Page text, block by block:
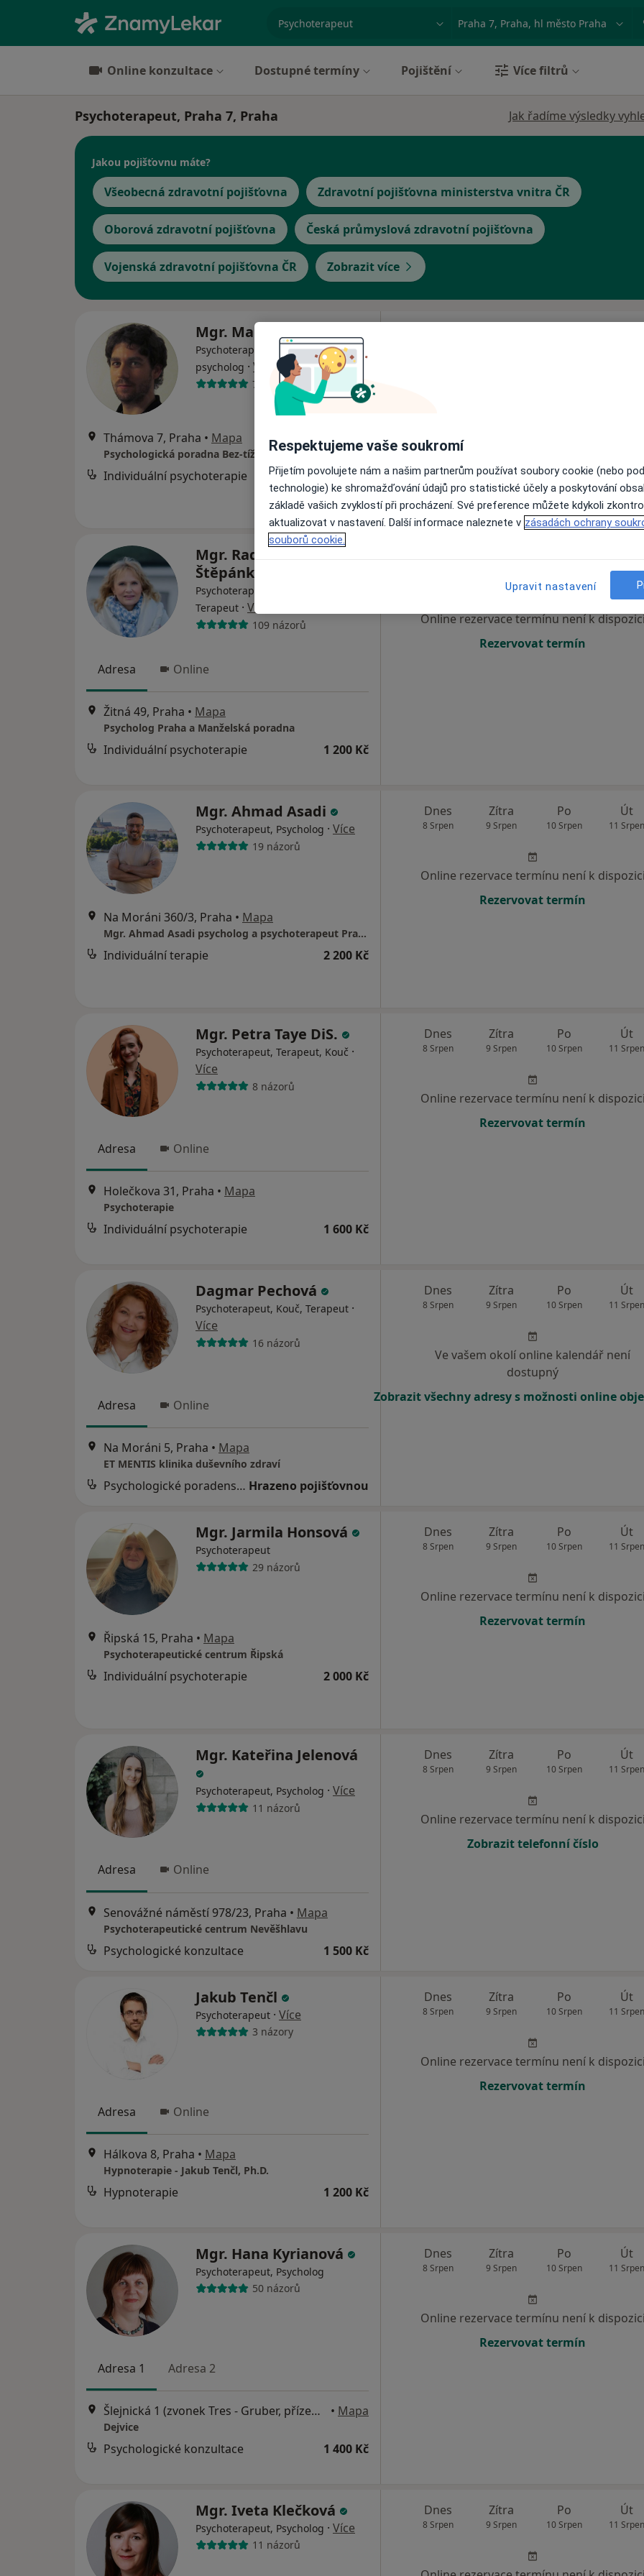
Město nebo region
Online konzultace Dostupné termíny Pojištění Více filtrů
Psychoterapeut, Praha 7, Praha Jak řadíme výsledky
Jakou pojišťovnu máte?
Všeobecná zdravotní pojišťovna Zdravotní pojišťovna ministerstva vnitra ČR
Oborová zdravotní pojišťovna Česká průmyslová zdravotní pojišťovna
Vojenská zdravotní pojišťovna ČR Zobrazit více
Mgr. Martin Zajíc
Psychoterapeut, Psycholog, Dětský
psycholog · Více
71 názorů
Thámova 7, Praha • Mapa
Psychologická poradna Bez-tíže
Individuální psychoterapie 1 400 Kč
Mgr. Radana Rovena
Štěpánková
Psychoterapeut, Psycholog,
Terapeut · Více
109 názorů
Adresa Online
Žitná 49, Praha • Mapa
Psycholog Praha a Manželská poradna
Individuální psychoterapie 1 200 Kč
11
Online rezervace termínu není k
Rezervovat termín
Mgr. Ahmad Asadi
Psychoterapeut, Psycholog · Více
19 názorů
Na Moráni 360/3, Praha • Mapa
Mgr. Ahmad Asadi psycholog a psychoterapeut Praha - Gestalt
Individuální terapie 2 200 Kč
Dnes
8 Srpen
Zítra
9 Srpen
Po
10 Srpen
Út
11 Srpen
Online rezervace termínu není k dispozici
Rezervovat termín
Mgr. Petra Taye DiS.
Psychoterapeut, Terapeut, Kouč ·
Více
8 názorů
Adresa Online
Holečkova 31, Praha • Mapa
Psychoterapie
Individuální psychoterapie 1 600 Kč
Dnes
8 Srpen
Zítra
9 Srpen
Po
10 Srpen
Út
11 Srpen
Online rezervace termínu není k dispozici
Rezervovat termín
Dagmar Pechová
Psychoterapeut, Kouč, Terapeut ·
Více
16 názorů
Adresa Online
Na Moráni 5, Praha • Mapa
ET MENTIS klinika duševního zdraví
Psychologické poradenství Hrazeno pojišťovnou
Dnes
8 Srpen
Zítra
9 Srpen
Po
10 Srpen
Út
11 Srpen
Ve vašem okolí online kalendář není
dostupný
Zobrazit všechny adresy s možnosti online
Mgr. Jarmila Honsová
Psychoterapeut
29 názorů
Řipská 15, Praha • Mapa
Psychoterapeutické centrum Řipská
Individuální psychoterapie 2 000 Kč
Dnes
8 Srpen
Zítra
9 Srpen
Po
10 Srpen
Út
11 Srpen
Online rezervace termínu není k dispozici
Rezervovat termín
Mgr. Kateřina Jelenová
Psychoterapeut, Psycholog · Více
11 názorů
Adresa Online
Senovážné náměstí 978/23, Praha • Mapa
Psychoterapeutické centrum Nevěšhlavu
Psychologické konzultace 1 500 Kč
Dnes
8 Srpen
Zítra
9 Srpen
Po
10 Srpen
Út
11 Srpen
Online rezervace termínu není k dispozici
Zobrazit telefonní číslo
Jakub Tenčl
Psychoterapeut · Více
3 názory
Adresa Online
Hálkova 8, Praha • Mapa
Hypnoterapie - Jakub Tenčl, Ph.D.
Hypnoterapie 1 200 Kč
Dnes
8 Srpen
Zítra
9 Srpen
Po
10 Srpen
Út
11 Srpen
Online rezervace termínu není k dispozici
Rezervovat termín
Mgr. Hana Kyrianová
Psychoterapeut, Psycholog
50 názorů
Adresa 1 Adresa 2
Šlejnická 1 (zvonek Tres - Gruber, přízemí), Praha • Mapa
Dejvice
Psychologické konzultace 1 400 Kč
Dnes
8 Srpen
Zítra
9 Srpen
Po
10 Srpen
Út
11 Srpen
Online rezervace termínu není k dispozici
Rezervovat termín
Mgr. Iveta Klečková
Psychoterapeut, Psycholog · Více
11 názorů
Dnes
8 Srpen
Zítra
9 Srpen
Po
10 Srpen
Út
11 Srpen
Respektujeme vaše soukromí
Přijetím povolujete nám a našim partnerům používat soubory cookie (nebo
technologie) ke shromažďování údajů pro statistické účely a poskytování
základě vašich zvyklostí při procházení. Své preference můžete kdykoli
aktualizovat v nastavení. Další informace naleznete v zásadách ochrany
souborů cookie.
Upravit nastavení